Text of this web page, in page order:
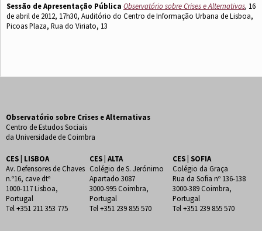
Sessão de Apresentação Pública Observatório sobre Crises e Alternativas, 16
de abril de 2012, 17h30, Auditório do Centro de Informação Urbana de Lisboa,
Picoas Plaza, Rua do Viriato, 13
Observatório sobre Crises e Alternativas
Centro de Estudos Sociais
da Universidade de Coimbra
CES | LISBOA
Av. Defensores de Chaves
n.º16, cave dtª
1000-117 Lisboa,
Portugal
Tel +351 211 353 775
CES | ALTA
Colégio de S. Jerónimo
Apartado 3087
3000-995 Coimbra,
Portugal
Tel +351 239 855 570
CES | SOFIA
Colégio da Graça
Rua da Sofia nº 136-138
3000-389 Coimbra,
Portugal
Tel +351 239 855 570